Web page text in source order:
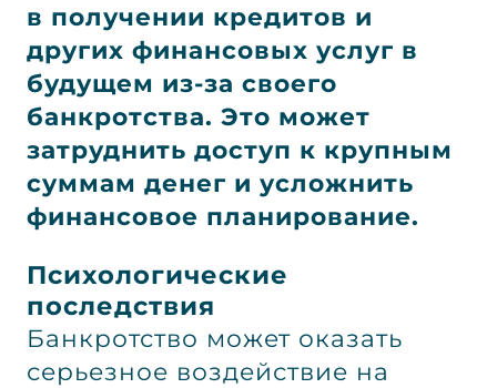
в получении кредитов и
других финансовых услуг в
будущем из-за своего
банкротства. Это может
затруднить доступ к крупным
суммам денег и усложнить
финансовое планирование.
Психологические
последствия
Банкротство может оказать
серьезное воздействие на